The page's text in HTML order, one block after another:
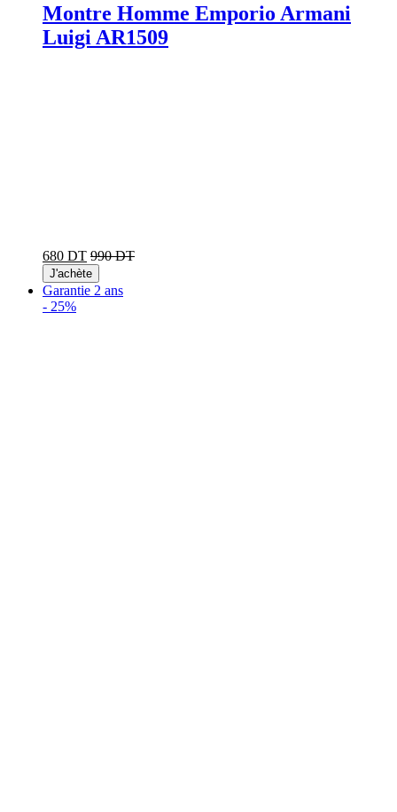
Montre Homme Emporio Armani
Luigi AR1509
680 DT 990 DT
J'achète
Garantie 2 ans
- 25%